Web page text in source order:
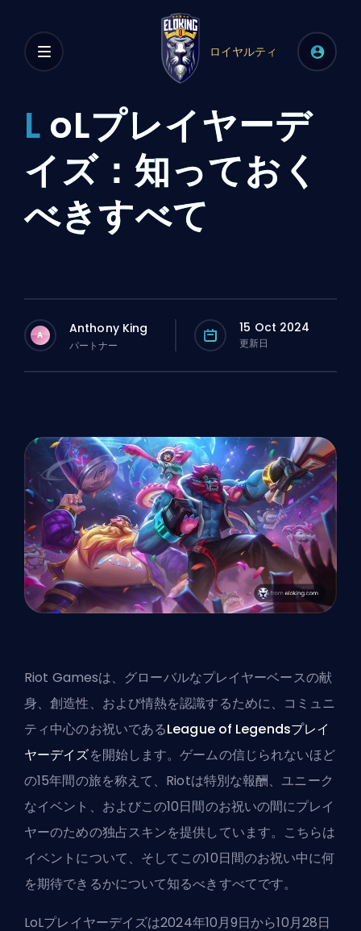
ロイヤルティ
L oLプレイヤーデ
イズ：知っておく
べきすべて
A Anthony King
パートナー
15 Oct 2024
更新日
Riot Gamesは、グローバルなプレイヤーベースの献
身、創造性、および情熱を認識するために、コミュニ
ティ中心のお祝いであるLeague of Legendsプレイ
ヤーデイズを開始します。ゲームの信じられないほど
の15年間の旅を称えて、Riotは特別な報酬、ユニーク
なイベント、およびこの10日間のお祝いの間にプレイ
ヤーのための独占スキンを提供しています。こちらは
イベントについて、そしてこの10日間のお祝い中に何
を期待できるかについて知るべきすべてです。
LoLプレイヤーデイズは2024年10月9日から10月28日